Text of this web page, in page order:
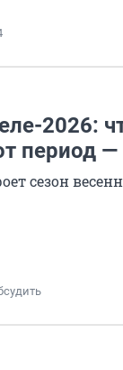
2026:
период
сезон